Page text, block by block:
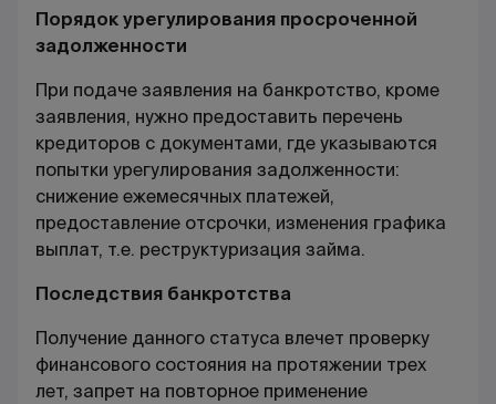
Порядок урегулирования просроченной
задолженности
При подаче заявления на банкротство, кроме
заявления, нужно предоставить перечень
кредиторов с документами, где указываются
попытки урегулирования задолженности:
снижение ежемесячных платежей,
предоставление отсрочки, изменения графика
выплат, т.е. реструктуризация займа.
Последствия банкротства
Получение данного статуса влечет проверку
финансового состояния на протяжении трех
лет, запрет на повторное применение